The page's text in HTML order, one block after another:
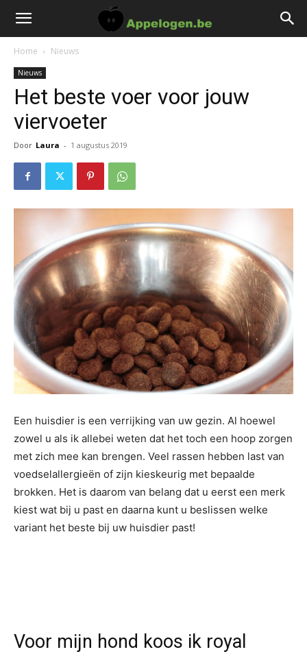
Home Nieuws
Nieuws
Het beste voer voor jouw
viervoeter
Door Laura - 1 augustus 2019
Een huisdier is een verrijking van uw gezin. Al hoewel
zowel u als ik allebei weten dat het toch een hoop zorgen
met zich mee kan brengen. Veel rassen hebben last van
voedselallergieën of zijn kieskeurig met bepaalde
brokken. Het is daarom van belang dat u eerst een merk
kiest wat bij u past en daarna kunt u beslissen welke
variant het beste bij uw huisdier past!
Voor mijn hond koos ik royal